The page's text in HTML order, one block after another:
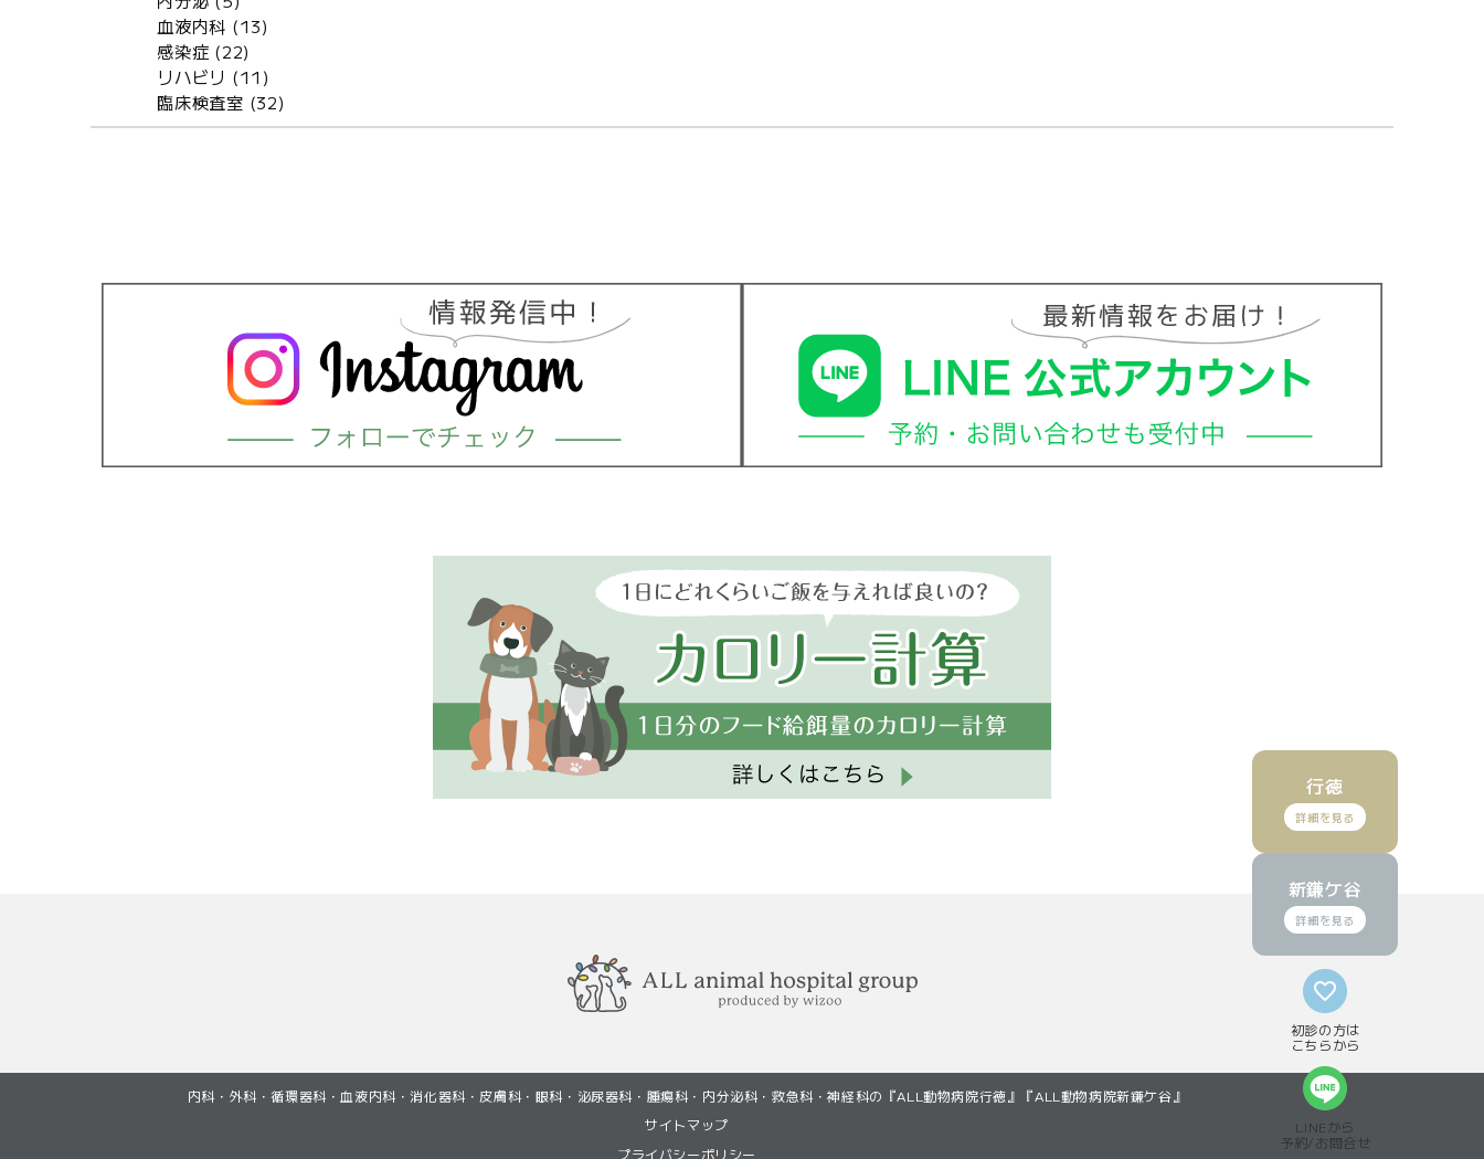
行徳
新鎌ケ谷
初診の方は
こちらから
LINEから
予約/お問合せ
血液内科 (13)
感染症 (22)
リハビリ (11)
臨床検査室 (32)
内科・外科・循環器科・血液内科・消化器科・皮膚科・眼科・泌尿器科・腫瘍科・内分泌科・救急科・神経科の『ALL動物病院行徳』『ALL動物病院新鎌ケ谷』
サイトマップ
プライバシーポリシー